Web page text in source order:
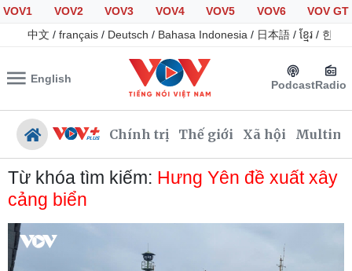
VOV1 VOV2 VOV3 VOV4 VOV5 VOV6
VOV GT
中文 / français / Deutsch / Bahasa Indonesia / 日本語 / ខ្មែរ / 한국
English PodcastRadio
Chính trị Thế giới Xã hội
Chính trị
Đảng
Từ khóa tìm kiếm: Hưng Yên đề xuất xây
cảng biển